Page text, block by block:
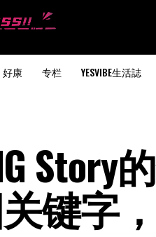
好康 专栏 YESVIBE生活誌
Story
键字